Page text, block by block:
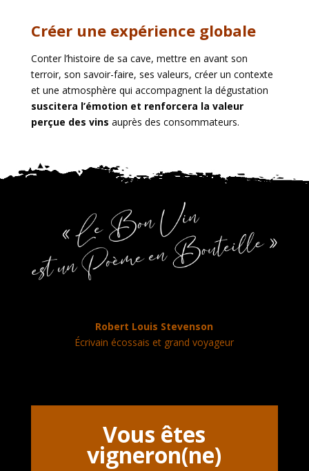
Créer une expérience globale
Conter l’histoire de sa cave, mettre en avant son
terroir, son savoir-faire, ses valeurs, créer un contexte
et une atmosphère qui accompagnent la dégustation
suscitera l’émotion et renforcera la valeur
perçue des vins auprès des consommateurs.
Robert Louis Stevenson
Écrivain écossais et grand voyageur
Vous êtes
vigneron(ne)